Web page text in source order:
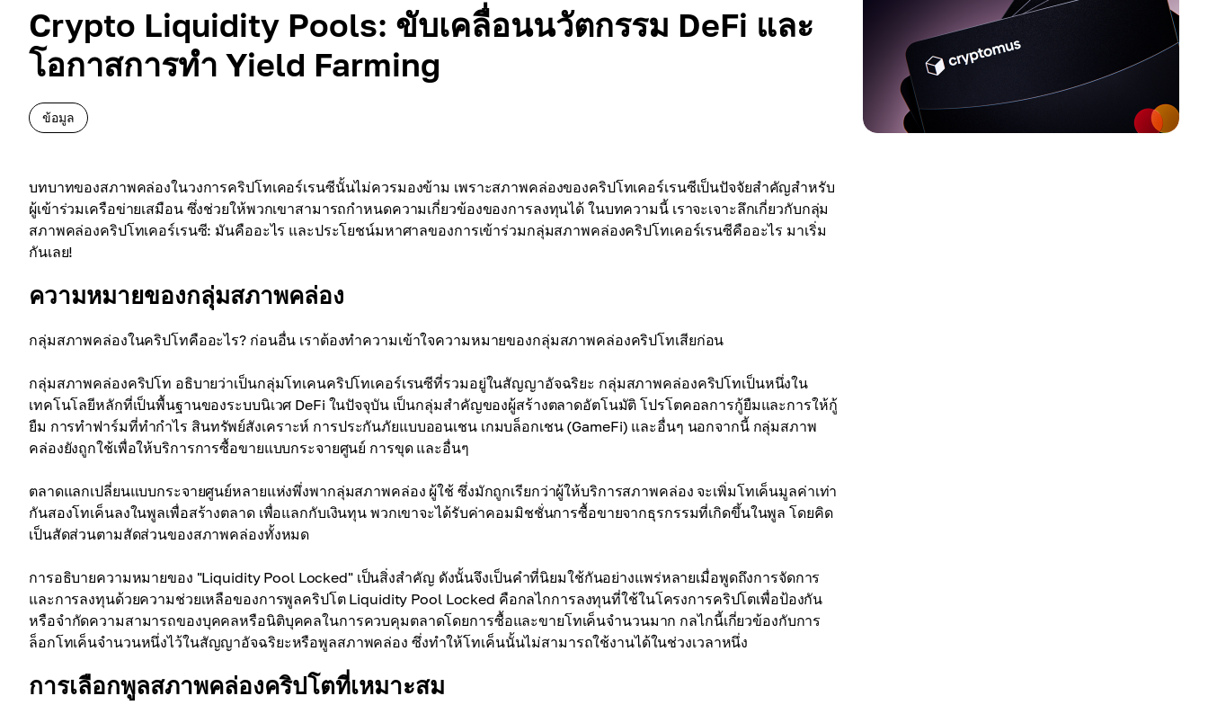
Crypto Liquidity Pools: ขับเคลื่อนนวัตกรรม DeFi และ
โอกาสการทำ Yield Farming
ข้อมูล
บทบาทของสภาพคล่องในวงการคริปโทเคอร์เรนซีนั้นไม่ควรมองข้าม เพราะสภาพคล่องของคริปโทเคอร์เรนซีเป็นปัจจัยสำคัญสำหรับ
ผู้เข้าร่วมเครือข่ายเสมือน ซึ่งช่วยให้พวกเขาสามารถกำหนดความเกี่ยวข้องของการลงทุนได้ ในบทความนี้ เราจะเจาะลึกเกี่ยวกับกลุ่ม
สภาพคล่องคริปโทเคอร์เรนซี: มันคืออะไร และประโยชน์มหาศาลของการเข้าร่วมกลุ่มสภาพคล่องคริปโทเคอร์เรนซีคืออะไร มาเริ่ม
กันเลย!
ความหมายของกลุ่มสภาพคล่อง
กลุ่มสภาพคล่องในคริปโทคืออะไร? ก่อนอื่น เราต้องทำความเข้าใจความหมายของกลุ่มสภาพคล่องคริปโทเสียก่อน
กลุ่มสภาพคล่องคริปโท อธิบายว่าเป็นกลุ่มโทเคนคริปโทเคอร์เรนซีที่รวมอยู่ในสัญญาอัจฉริยะ กลุ่มสภาพคล่องคริปโทเป็นหนึ่งใน
เทคโนโลยีหลักที่เป็นพื้นฐานของระบบนิเวศ DeFi ในปัจจุบัน เป็นกลุ่มสำคัญของผู้สร้างตลาดอัตโนมัติ โปรโตคอลการกู้ยืมและการให้กู้
ยืม การทำฟาร์มที่ทำกำไร สินทรัพย์สังเคราะห์ การประกันภัยแบบออนเชน เกมบล็อกเชน (GameFi) และอื่นๆ นอกจากนี้ กลุ่มสภาพ
คล่องยังถูกใช้เพื่อให้บริการการซื้อขายแบบกระจายศูนย์ การขุด และอื่นๆ
ตลาดแลกเปลี่ยนแบบกระจายศูนย์หลายแห่งพึ่งพากลุ่มสภาพคล่อง ผู้ใช้ ซึ่งมักถูกเรียกว่าผู้ให้บริการสภาพคล่อง จะเพิ่มโทเค็นมูลค่าเท่า
กันสองโทเค็นลงในพูลเพื่อสร้างตลาด เพื่อแลกกับเงินทุน พวกเขาจะได้รับค่าคอมมิชชั่นการซื้อขายจากธุรกรรมที่เกิดขึ้นในพูล โดยคิด
เป็นสัดส่วนตามสัดส่วนของสภาพคล่องทั้งหมด
การอธิบายความหมายของ "Liquidity Pool Locked" เป็นสิ่งสำคัญ ดังนั้นจึงเป็นคำที่นิยมใช้กันอย่างแพร่หลายเมื่อพูดถึงการจัดการ
และการลงทุนด้วยความช่วยเหลือของการพูลคริปโต Liquidity Pool Locked คือกลไกการลงทุนที่ใช้ในโครงการคริปโตเพื่อป้องกัน
หรือจำกัดความสามารถของบุคคลหรือนิติบุคคลในการควบคุมตลาดโดยการซื้อและขายโทเค็นจำนวนมาก กลไกนี้เกี่ยวข้องกับการ
ล็อกโทเค็นจำนวนหนึ่งไว้ในสัญญาอัจฉริยะหรือพูลสภาพคล่อง ซึ่งทำให้โทเค็นนั้นไม่สามารถใช้งานได้ในช่วงเวลาหนึ่ง
การเลือกพูลสภาพคล่องคริปโตที่เหมาะสม